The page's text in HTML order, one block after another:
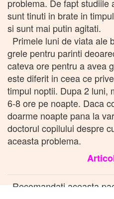
problema. De fapt studiile
sunt tinuti in brate in
si sunt mai putin agitati.
Primele luni de viata ale
grele pentru parinti
cateva ore pentru a avea
este diferit in ceea ce
timpul noptii. Dupa 2 luni,
6-8 ore pe noapte. Daca
doarme noapte pana la
doctorul copilului despre
aceasta problema.
Recomandati aceasta